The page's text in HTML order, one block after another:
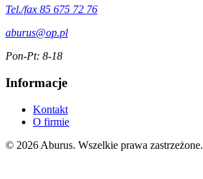
Tel./fax 85 675 72 76
aburus@op.pl
Pon-Pt: 8-18
Informacje
Kontakt
O firmie
© 2026 Aburus. Wszelkie prawa zastrzeżone.